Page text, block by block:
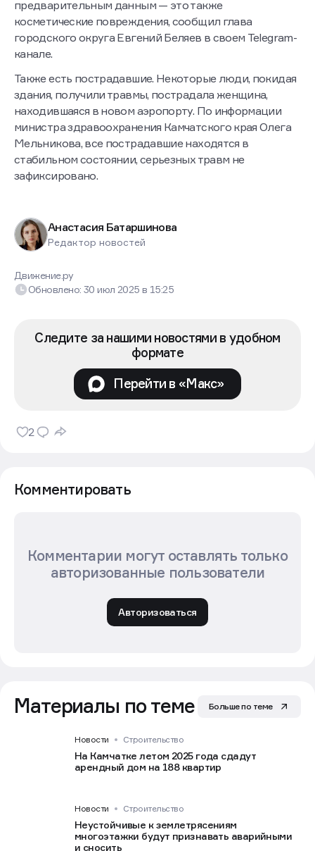
предварительным данным — это также
косметические повреждения, сообщил глава
городского округа Евгений Беляев в своем Telegram-
канале.
Также есть пострадавшие. Некоторые люди, покидая
здания, получили травмы, пострадала женщина,
находившаяся в новом аэропорту. По информации
министра здравоохранения Камчатского края Олега
Мельникова, все пострадавшие находятся в
стабильном состоянии, серьезных травм не
зафиксировано.
Анастасия Батаршинова
Редактор новостей
Движение.ру
Обновлено: 30 июл 2025в 15:25
Следите за нашими новостями в удобном
формате
Перейти в «Макс»
2
Комментировать
Комментарии могут оставлять только
авторизованные пользователи
Авторизоваться
Материалы по теме Больше по теме
Новости Строительство
На Камчатке летом 2025 года сдадут
арендный дом на 188 квартир
Новости Строительство
Неустойчивые к землетрясениям
многоэтажки будут признавать аварийными
и сносить